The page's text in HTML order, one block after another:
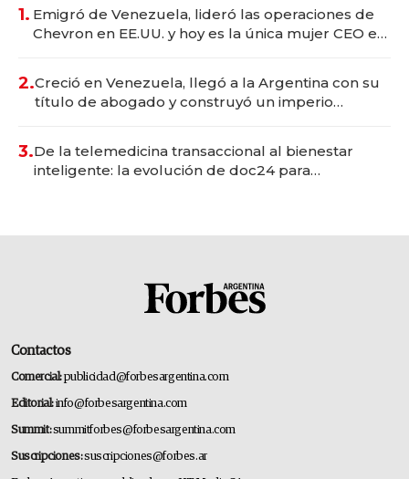
1. Emigró de Venezuela, lideró las operaciones de
Chevron en EE.UU. y hoy es la única mujer CEO en
2.Creció en Venezuela, llegó a la Argentina con su
título de abogado y construyó un imperio
3.De la telemedicina transaccional al bienestar
inteligente: la evolución de doc24 para
Contactos
Comercial:publicidad@forbesargentina.com
Editorial:info@forbesargentina.com
Summit:summitforbes@forbesargentina.com
Suscripciones:suscripciones@forbes.ar